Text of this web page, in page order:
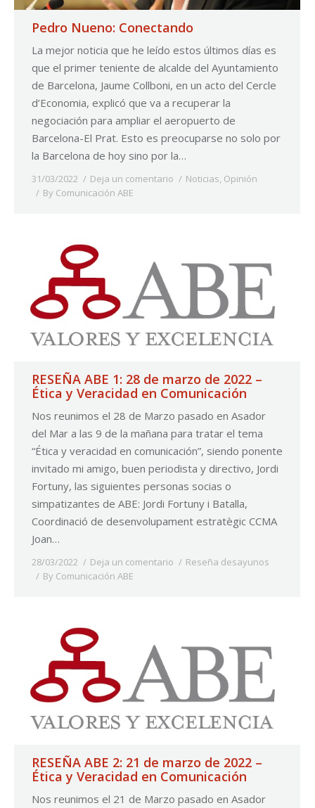
Pedro Nueno: Conectando
La mejor noticia que he leído estos últimos días es
que el primer teniente de alcalde del Ayuntamiento
de Barcelona, Jaume Collboni, en un acto del Cercle
d’Economia, explicó que va a recuperar la
negociación para ampliar el aeropuerto de
Barcelona-El Prat. Esto es preocuparse no solo por
la Barcelona de hoy sino por la…
31/03/2022 Deja un comentario Noticias, Opinión
By Comunicación ABE
RESEÑA ABE 1: 28 de marzo de 2022 –
Ética y Veracidad en Comunicación
Nos reunimos el 28 de Marzo pasado en Asador
del Mar a las 9 de la mañana para tratar el tema
“Ética y veracidad en comunicación”, siendo ponente
invitado mi amigo, buen periodista y directivo, Jordi
Fortuny, las siguientes personas socias o
simpatizantes de ABE: Jordi Fortuny i Batalla,
Coordinació de desenvolupament estratègic CCMA
Joan…
28/03/2022 Deja un comentario
Reseña desayunos
By Comunicación ABE
RESEÑA ABE 2: 21 de marzo de 2022 –
Ética y Veracidad en Comunicación
Nos reunimos el 21 de Marzo pasado en Asador